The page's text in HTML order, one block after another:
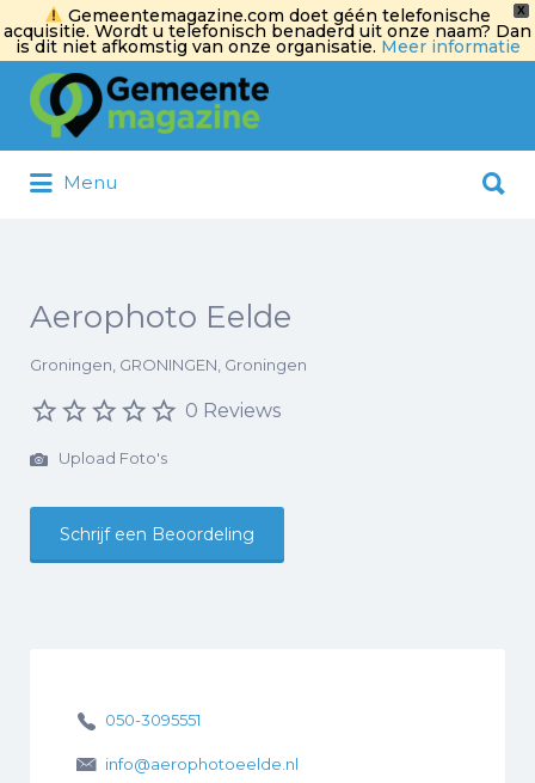
X
Gemeentemagazine.com doet géén telefonische
acquisitie. Wordt u telefonisch benaderd uit onze naam? Dan
is dit niet afkomstig van onze organisatie. Meer informatie
Zoek
naar:
Menu
naar:
Aerophoto Eelde
Groningen, GRONINGEN, Groningen
0 Reviews
Upload Foto's
Schrijf een Beoordeling
050-3095551
info@aerophotoeelde.nl